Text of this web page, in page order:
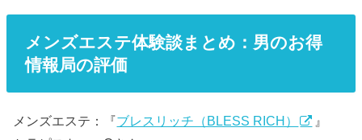
メンズエステ体験談まとめ：男のお得
情報局の評価
メンズエステ：『ブレスリッチ（BLESS RICH）
』